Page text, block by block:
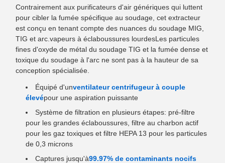
Contrairement aux purificateurs d'air génériques qui luttent
pour cibler la fumée spécifique au soudage, cet extracteur
est conçu en tenant compte des nuances du soudage MIG,
TIG et arc.vapeurs à éclaboussures lourdesLes particules
fines d'oxyde de métal du soudage TIG et la fumée dense et
toxique du soudage à l'arc ne sont pas à la hauteur de sa
conception spécialisée.
Équipé d'unventilateur centrifugeur à couple
élevépour une aspiration puissante
Système de filtration en plusieurs étapes: pré-filtre
pour les grandes éclaboussures, filtre au charbon actif
pour les gaz toxiques et filtre HEPA 13 pour les particules
de 0,3 microns
Captures jusqu'à99.97% de contaminants nocifs